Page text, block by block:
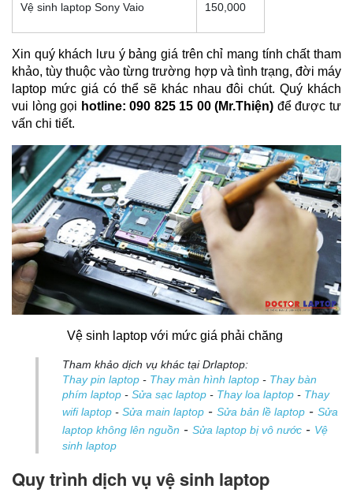
Vệ sinh laptop Sony Vaio 150,000
Xin quý khách lưu ý bảng giá trên chỉ mang tính chất tham
khảo, tùy thuộc vào từng trường hợp và tình trạng, đời máy
laptop mức giá có thể sẽ khác nhau đôi chút. Quý khách
vui lòng gọi hotline: 090 825 15 00 (Mr.Thiện) để được tư
vấn chi tiết.
Vệ sinh laptop với mức giá phải chăng
Tham khảo dịch vụ khác tại Drlaptop:
Thay pin laptop - Thay màn hình laptop - Thay bàn
phím laptop - Sửa sạc laptop - Thay loa laptop - Thay
wifi laptop - Sửa main laptop - Sửa bản lề laptop - Sửa
laptop không lên nguồn - Sửa laptop bị vô nước - Vệ
sinh laptop
Quy trình dịch vụ vệ sinh laptop